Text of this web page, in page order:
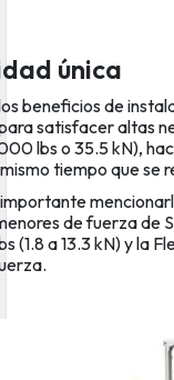
única
beneficios de
satisfacer altas
lbs o 35.5 kN),
tiempo que se
de fuerza de
(1.8 a 13.3 kN) y la